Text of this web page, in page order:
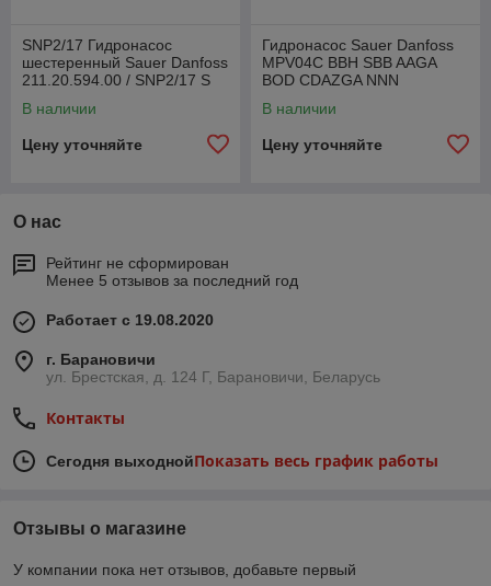
SNP2/17 Гидронасос
шестеренный Sauer Danfoss
211.20.594.00 / SNP2/17 S
В наличии
Цену уточняйте
Гидронасос Sauer Danfoss
MPV04C BBH SBB AAGA
BOD CDAZGA NNN
В наличии
Цену уточняйте
О нас
Рейтинг не сформирован
Менее 5 отзывов за последний год
Работает с 19.08.2020
г. Барановичи
ул. Брестская, д. 124 Г, Барановичи, Беларусь
Контакты
Сегодня выходнойПоказать весь график работы
Отзывы о магазине
У компании пока нет отзывов, добавьте первый